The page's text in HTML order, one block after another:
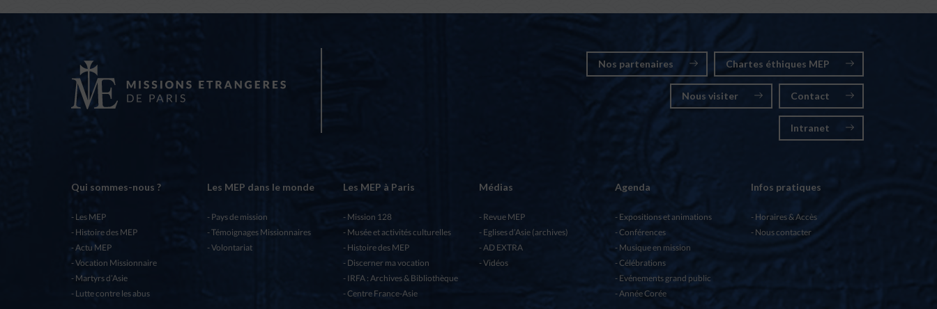
Nos partenaires Chartes éthiques MEP
Nous visiter Contact
Intranet
Qui sommes-nous ?
Les MEP
Histoire des MEP
Actu MEP
Vocation Missionnaire
Martyrs d’Asie
Lutte contre les abus
Les MEP dans le monde
Pays de mission
Témoignages Missionnaires
Volontariat
Les MEP à Paris
Mission 128
Musée et activités culturelles
Histoire des MEP
Discerner ma vocation
IRFA : Archives & Bibliothèque
Centre France-Asie
Médias
Revue MEP
Eglises d’Asie (archives)
AD EXTRA
Vidéos
Agenda
Expositions et animations
Conférences
Musique en mission
Célébrations
Evénements grand public
Année Corée
Infos pratiques
Horaires & Accès
Nous contacter